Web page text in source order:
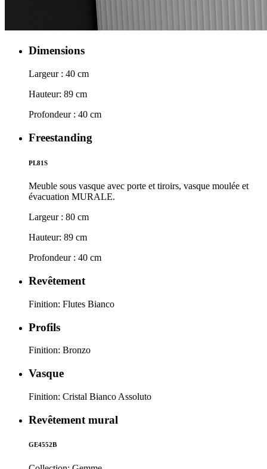
Dimensions
Largeur : 40 cm
Hauteur: 89 cm
Profondeur : 40 cm
Freestanding
PL81S
Meuble sous vasque avec porte et tiroirs, vasque moulée et
évacuation MURALE.
Largeur : 80 cm
Hauteur: 89 cm
Profondeur : 40 cm
Revêtement
Finition: Flutes Bianco
Profils
Finition: Bronzo
Vasque
Finition: Cristal Bianco Assoluto
Revêtement mural
GE4552B